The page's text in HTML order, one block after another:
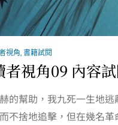
視角 書籍試閱
視角09 內容
的幫助，我九死一生地
不捨地追擊，但在幾名革